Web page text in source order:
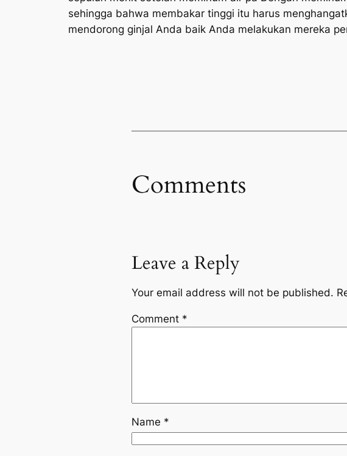
sehingga bahwa membakar tinggi itu harus
mendorong ginjal Anda baik Anda melakukan mereka
Comments
Leave a Reply
Your email address will not be published.
Comment *
Name *